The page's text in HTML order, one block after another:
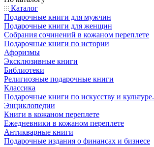
Каталог
Подарочные книги для мужчин
Подарочные книги для женщин
Собрания сочинений в кожаном переплете
Подарочные книги по истории
Афоризмы
Эксклюзивные книги
Библиотеки
Религиозные подарочные книги
Классика
Подарочные книги по искусству и культуре.
Энциклопедии
Книги в кожаном переплете
Ежедневники в кожаном переплете
Антикварные книги
Подарочные издания о финансах и бизнесе